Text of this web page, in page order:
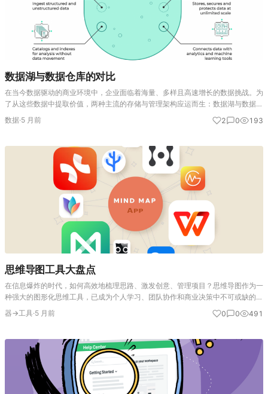
数据湖与数据仓库的对比
在当今数据驱动的商业环境中，企业面临着海量、多样且高速增长的数据挑战。为
了从这些数据中提取价值，两种主流的存储与管理架构应运而生：数据湖与数据仓
库。尽管它们都是用于存储和分析数据的系统，但其设计哲学、技术实现和应用场
景存在根本性差异。 数据…
数据·5 月前 2 0 193
思维导图工具大盘点
在信息爆炸的时代，如何高效地梳理思路、激发创意、管理项目？思维导图作为一
种强大的图形化思维工具，已成为个人学习、团队协作和商业决策中不可或缺的利
器。它通过一个中心主题向外发散，利用色彩、图形和关键词构建起清晰的树状结
构，让复杂的信息变得一目…
器→工具·5 月前 0 0 491